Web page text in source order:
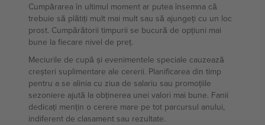
Cumpărarea în ultimul moment ar putea însemna că
trebuie să plătiți mult mai mult sau să ajungeți cu un loc
prost. Cumpărătorii timpurii se bucură de opțiuni mai
bune la fiecare nivel de preț.
Meciurile de cupă și evenimentele speciale cauzează
creșteri suplimentare ale cererii. Planificarea din timp
pentru a se alinia cu ziua de salariu sau promoțiile
sezoniere ajută la obținerea unei valori mai bune. Fanii
dedicați mențin o cerere mare pe tot parcursul anului,
indiferent de clasament sau rezultate.